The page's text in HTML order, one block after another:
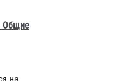
Общие